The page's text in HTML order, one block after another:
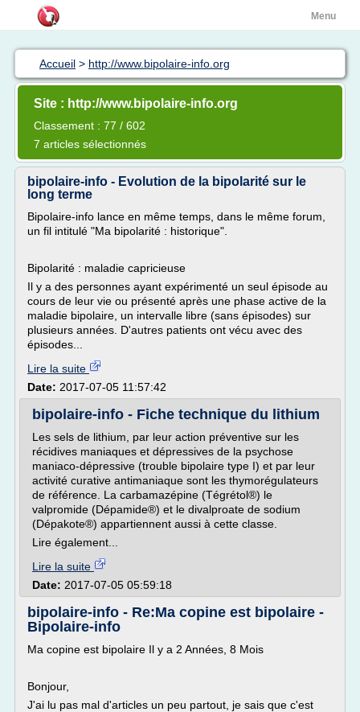
Menu
Accueil > http://www.bipolaire-info.org
Site : http://www.bipolaire-info.org
Classement : 77 / 602
7 articles sélectionnés
bipolaire-info - Evolution de la bipolarité sur le
long terme
Bipolaire-info lance en même temps, dans le même forum,
un fil intitulé "Ma bipolarité : historique".
Bipolarité : maladie capricieuse
Il y a des personnes ayant expérimenté un seul épisode au
cours de leur vie ou présenté après une phase active de la
maladie bipolaire, un intervalle libre (sans épisodes) sur
plusieurs années. D'autres patients ont vécu avec des
épisodes...
Lire la suite
Date: 2017-07-05 11:57:42
bipolaire-info - Fiche technique du lithium
Les sels de lithium, par leur action préventive sur les
récidives maniaques et dépressives de la psychose
maniaco-dépressive (trouble bipolaire type I) et par leur
activité curative antimaniaque sont les thymorégulateurs
de référence. La carbamazépine (Tégrétol®) le
valpromide (Dépamide®) et le divalproate de sodium
(Dépakote®) appartiennent aussi à cette classe.
Lire également...
Lire la suite
Date: 2017-07-05 05:59:18
bipolaire-info - Re:Ma copine est bipolaire -
Bipolaire-info
Ma copine est bipolaire Il y a 2 Années, 8 Mois
Bonjour,
J'ai lu pas mal d'articles un peu partout, je sais que c'est